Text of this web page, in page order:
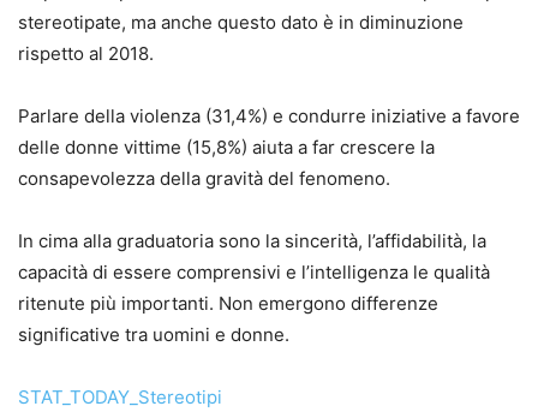
stereotipate, ma anche questo dato è in diminuzione
rispetto al 2018.
Parlare della violenza (31,4%) e condurre iniziative a favore
delle donne vittime (15,8%) aiuta a far crescere la
consapevolezza della gravità del fenomeno.
In cima alla graduatoria sono la sincerità, l’affidabilità, la
capacità di essere comprensivi e l’intelligenza le qualità
ritenute più importanti. Non emergono differenze
significative tra uomini e donne.
STAT_TODAY_Stereotipi